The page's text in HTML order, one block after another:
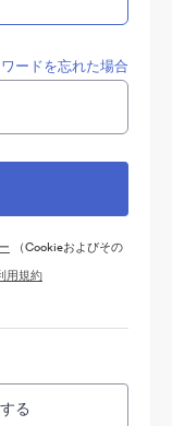
ードを忘れた場合
（Cookieおよびその
用規約
る